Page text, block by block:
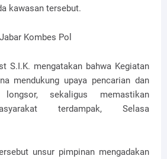
kawasan tersebut.
Kombes Pol
S.I.K. mengatakan bahwa Kegiatan
mendukung upaya pencarian dan
sekaligus memastikan
terdampak, Selasa
unsur pimpinan mengadakan